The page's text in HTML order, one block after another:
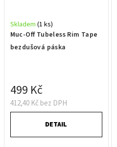
Muc-Off Tubeless Rim Tape
bezdušová páska
Skladem (1 ks)
412,40 Kč bez DPH
499 Kč
DETAIL